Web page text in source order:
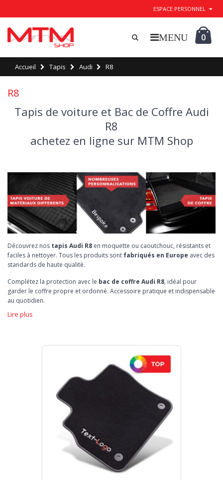
ESPACE PERSONNEL
0
Accueil Tapis Audi R8
R8
Tapis de voiture et Bac de Coffre Audi
R8
achetez en ligne sur MTM Shop
Découvrez nos tapis Audi R8 en moquette ou caoutchouc, résistants et
faciles à nettoyer. Tous les produits sont fabriqués en Europe avec des
standards de haute qualité.
Complétez la protection avec le bac de coffre Audi R8, idéal pour
garder le coffre propre et ordonné. Accessoire pratique et indispensable
au quotidien.
Lire plus